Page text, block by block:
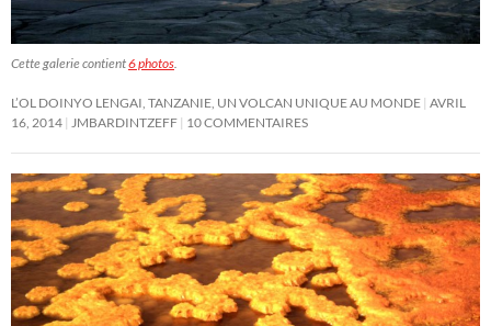
Cette galerie contient6 photos
L’OL DOINYO LENGAI, TANZANIE, UN VOLCAN UNIQUE AU MONDE AVRIL
16, 2014
JMBARDINTZEFF 10 COMMENTAIRES